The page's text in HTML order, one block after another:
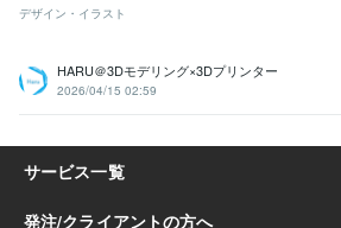
デザイン・イラスト
HARU＠3Dモデリング×3Dプリンター
2026/04/15 02:59